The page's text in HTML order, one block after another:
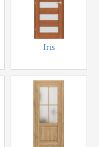
Iris